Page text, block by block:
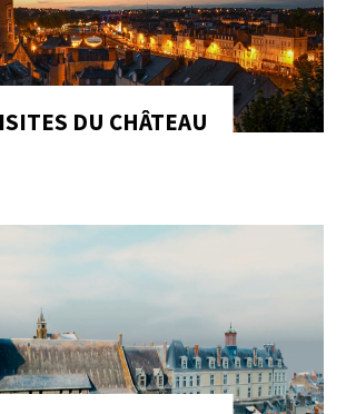
DU CHÂTEAU